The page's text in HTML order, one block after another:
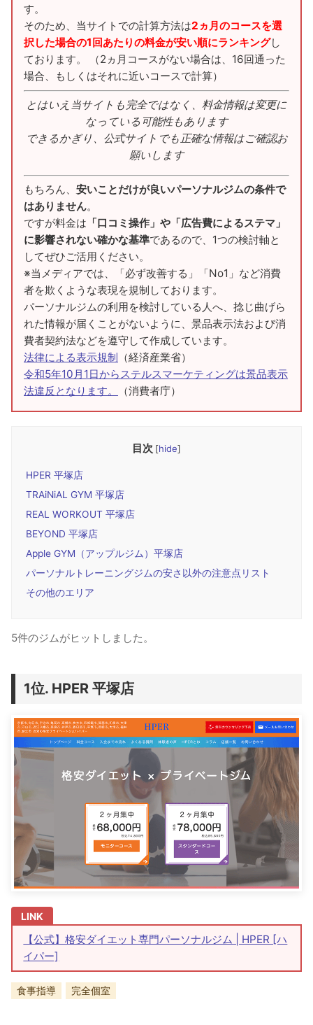
す。
そのため、当サイトでの計算方法は2ヵ月のコースを選
択した場合の1回あたりの料金が安い順にランキングし
ております。 （2ヵ月コースがない場合は、16回通った
場合、もしくはそれに近いコースで計算）
とはいえ当サイトも完全ではなく、料金情報は変更に
なっている可能性もあります
できるかぎり、公式サイトでも正確な情報はご確認お
願いします
もちろん、 安いことだけが良いパーソナルジムの条件で
はありません。
ですが料金は 「口コミ操作」や「広告費によるステマ」
に影響されない確かな基準であるので、1つの検討軸と
してぜひご活用ください。
※当メディアでは、「必ず改善する」「No1」など消費
者を欺くような表現を規制しております。
パーソナルジムの利用を検討している人へ、捻じ曲げら
れた情報が届くことがないように、景品表示法および消
費者契約法などを遵守して作成しています。
法律による表示規制
（経済産業省）
令和5年10月1日からステルスマーケティングは景品表示
法違反となります。
（消費者庁）
目次 [hide]
HPER 平塚店
TRAiNiAL GYM 平塚店
REAL WORKOUT 平塚店
BEYOND 平塚店
Apple GYM（アップルジム）平塚店
パーソナルトレーニングジムの安さ以外の注意点リスト
その他のエリア
5件のジムがヒットしました。
HPER 平塚店
【公式】格安ダイエット専門パーソナルジム | HPER [ハ
イパー]
食事指導 完全個室